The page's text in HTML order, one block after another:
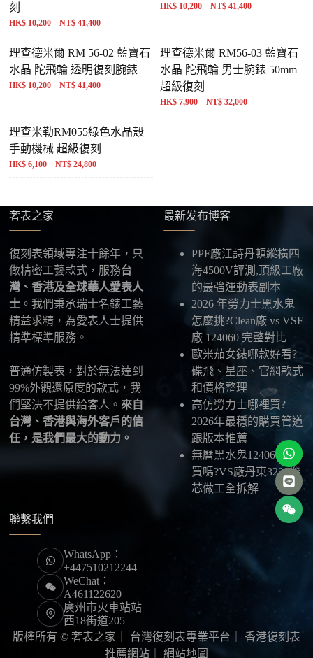
刻
HK$ 10,200 NT$ 41,400
HK$ 10,200 NT$ 41,400
理查德米爾 RM 56-02 藍寶石
水晶 陀飛輪 透明復刻腕錶
HK$ 10,200 NT$ 41,400
理查德米爾 RM56-03 藍寶石
水晶 陀飛輪 男士腕錶 50mm
超級復刻
HK$ 7,900 NT$ 32,000
理查米勒RM055綠色水晶殼
手動機械 超級復刻
HK$ 6,100 NT$ 24,800
奢表之家
復刻表領域專注十餘年，只
做精密工藝款式，服務台
灣、香港及全球華人愛表人
士 。我們秉承瑞士名錶工藝
精益求精，為愛表人士提供
精準標準服務。
普通仿製表，對於無法達到
99%外觀還原度的款式，我
們堅決不提供給客人。 來自
台灣、香港與海外客戶的信
任，是我們最大的動力。
最新发布博客
PPF廠江詩丹頓縱橫四
海4500V評測,頂級工廠
的最強運動表副本
2026 年勞力士黑水鬼
怎麼挑?Clean廠 vs VSF
廠 124060 完整對比
歐米茄女錶哪款好看?
碟飛、星座、官網款式
和價格整理
高仿勞力士哪裡買?
2026年最穩的購買管道
跟版本推薦
無曆黑水鬼124060值得
買嗎?VS廠丹東3230機
芯做工全拆解
聯繫我們
WhatsApp：
+447510212244
WeChat：
A461122620
廣州市火車站站
西18街道205
版權所有 © 奢表之家｜ 台灣復刻表專業平台
香港復刻表
推薦網站｜ 網站地圖